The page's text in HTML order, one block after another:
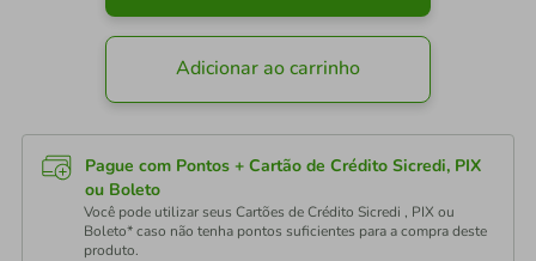
Adicionar ao carrinho
Pague com Pontos + Cartão de Crédito Sicredi, PIX
ou Boleto
Você pode utilizar seus Cartões de Crédito Sicredi , PIX ou
Boleto* caso não tenha pontos suficientes para a compra deste
produto.